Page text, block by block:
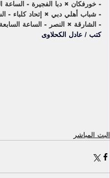
- خورفكان × دبا الفجيرة - الساعة
- شباب أهلي دبي × إتحاد كلباء -
- الشارقة × النصر - الساعة
كتب / عادل الكحلاوى
البث المباشر